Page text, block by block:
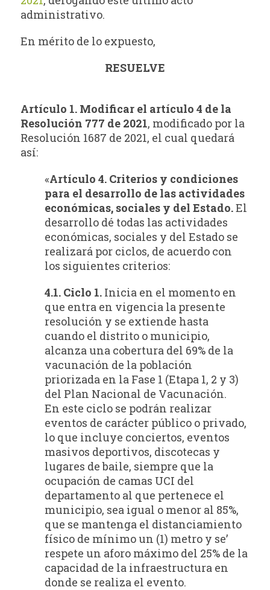
administrativo.
En mérito de lo expuesto,
RESUELVE
Artículo 1. Modificar el artículo 4 de la
Resolución 777 de 2021, modificado por la
Resolución 1687 de 2021, el cual quedará
así:
«Artículo 4. Criterios y condiciones
para el desarrollo de las actividades
económicas, sociales y del Estado.El
desarrollo dé todas las actividades
económicas, sociales y del Estado se
realizará por ciclos, de acuerdo con
los siguientes criterios:
4.1. Ciclo 1. Inicia en el momento en
que entra en vigencia la presente
resolución y se extiende hasta
cuando el distrito o municipio,
alcanza una cobertura del 69% de la
vacunación de la población
priorizada en la Fase 1 (Etapa 1, 2 y 3)
del Plan Nacional de Vacunación.
En este ciclo se podrán realizar
eventos de carácter público o privado,
lo que incluye conciertos, eventos
masivos deportivos, discotecas y
lugares de baile, siempre que la
ocupación de camas UCI del
departamento al que pertenece el
municipio, sea igual o menor al 85%,
que se mantenga el distanciamiento
físico de mínimo un (1) metro y se’
respete un aforo máximo del 25% de la
capacidad de la infraestructura en
donde se realiza el evento.